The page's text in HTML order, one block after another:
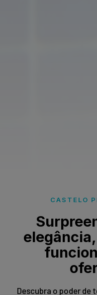
CASTELO
Descubra o poder de